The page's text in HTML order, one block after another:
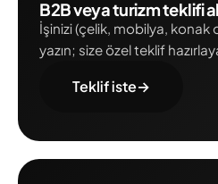
B2B veya turizm teklifi
İşinizi (çelik, mobilya, konak
yazın; size özel teklif
Teklif iste→